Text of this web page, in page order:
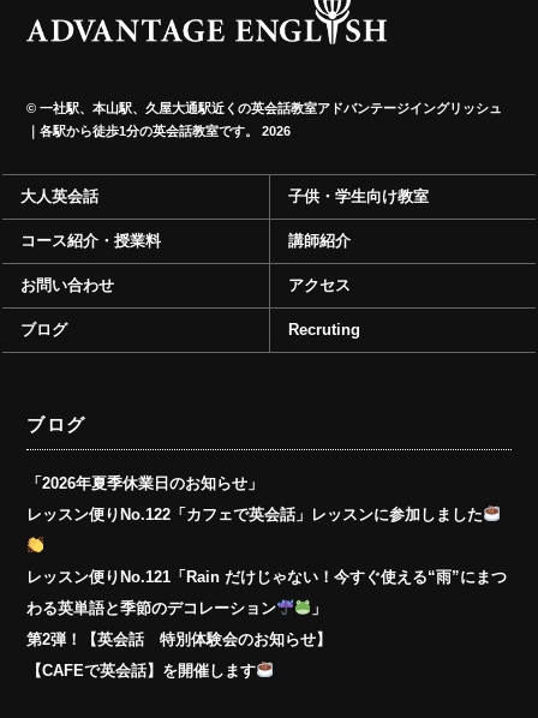
©一社駅、本山駅、久屋大通駅近くの英会話教室アドバンテージイングリッシュ
｜各駅から徒歩1分の英会話教室です。
2026
大人英会話 子供・学生向け教室
コース紹介・授業料 講師紹介
お問い合わせ アクセス
ブログ Recruting
ブログ
「2026年夏季休業日のお知らせ」
レッスン便りNo.122「カフェで英会話」レッスンに参加しました
レッスン便りNo.121「Rain だけじゃない！今すぐ使える“雨”にまつ
わる英単語と季節のデコレーション
」
第2弾！【英会話 特別体験会のお知らせ】
【CAFEで英会話】を開催します